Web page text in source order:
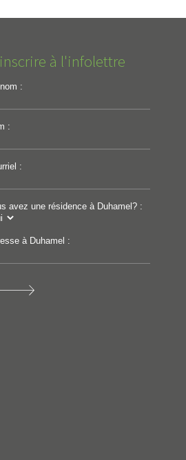
à l'infolettre
:
:
:
avez une résidence à Duhamel? :
à Duhamel :